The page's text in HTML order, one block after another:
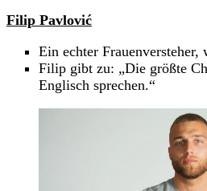
Filip Pavlović
Ein echter Frauenversteher,
Filip gibt zu: „Die größte
Englisch sprechen.“